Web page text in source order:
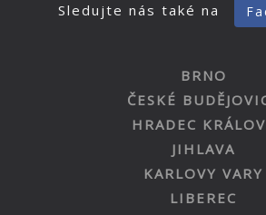
Sledujte nás také na
BRNO
ČESKÉ
HRADEC
JIHLAVA
KARLOVY VARY
LIBEREC